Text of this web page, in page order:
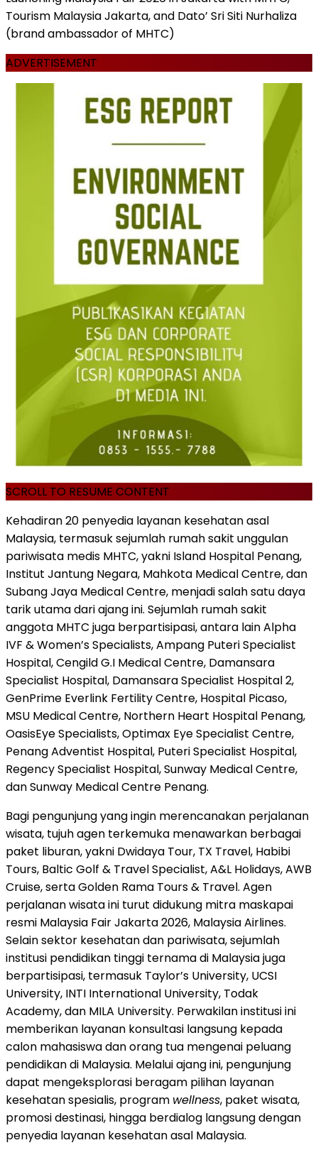
Tourism Malaysia Jakarta, and Dato’ Sri Siti Nurhaliza
(brand ambassador of MHTC)
ADVERTISEMENT
SCROLL TO RESUME CONTENT
Kehadiran 20 penyedia layanan kesehatan asal
Malaysia, termasuk sejumlah rumah sakit unggulan
pariwisata medis MHTC, yakni Island Hospital Penang,
Institut Jantung Negara, Mahkota Medical Centre, dan
Subang Jaya Medical Centre, menjadi salah satu daya
tarik utama dari ajang ini. Sejumlah rumah sakit
anggota MHTC juga berpartisipasi, antara lain Alpha
IVF & Women’s Specialists, Ampang Puteri Specialist
Hospital, Cengild G.I Medical Centre, Damansara
Specialist Hospital, Damansara Specialist Hospital 2,
GenPrime Everlink Fertility Centre, Hospital Picaso,
MSU Medical Centre, Northern Heart Hospital Penang,
OasisEye Specialists, Optimax Eye Specialist Centre,
Penang Adventist Hospital, Puteri Specialist Hospital,
Regency Specialist Hospital, Sunway Medical Centre,
dan Sunway Medical Centre Penang.
Bagi pengunjung yang ingin merencanakan perjalanan
wisata, tujuh agen terkemuka menawarkan berbagai
paket liburan, yakni Dwidaya Tour, TX Travel, Habibi
Tours, Baltic Golf & Travel Specialist, A&L Holidays, AWB
Cruise, serta Golden Rama Tours & Travel. Agen
perjalanan wisata ini turut didukung mitra maskapai
resmi Malaysia Fair Jakarta 2026, Malaysia Airlines.
Selain sektor kesehatan dan pariwisata, sejumlah
institusi pendidikan tinggi ternama di Malaysia juga
berpartisipasi, termasuk Taylor’s University, UCSI
University, INTI International University, Todak
Academy, dan MILA University. Perwakilan institusi ini
memberikan layanan konsultasi langsung kepada
calon mahasiswa dan orang tua mengenai peluang
pendidikan di Malaysia. Melalui ajang ini, pengunjung
dapat mengeksplorasi beragam pilihan layanan
kesehatan spesialis, program wellness, paket wisata,
promosi destinasi, hingga berdialog langsung dengan
penyedia layanan kesehatan asal Malaysia.